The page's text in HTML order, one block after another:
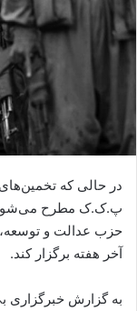
م
ل
در حالی که
پ.ک.ک مطرح
حزب عدالت و
آخر هفته برگزار کند.
به گزارش خبرگزاری